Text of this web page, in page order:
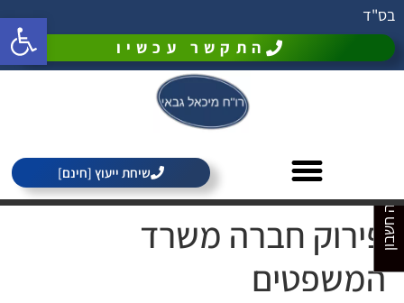
פתח
בס"ד
התקשר עכשיו
שיחת ייעוץ [חינם]
פירוק חברה משרד
המשפטים
מחירון רואה חשבון